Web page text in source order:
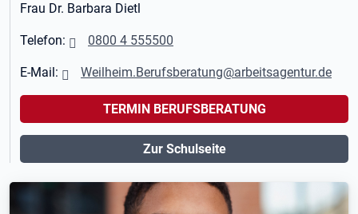
Frau Dr. Barbara Dietl
Telefon: 0800 4 555500
E-Mail: Weilheim.Berufsberatung@arbeitsagentur.de
TERMIN BERUFSBERATUNG
Zur Schulseite